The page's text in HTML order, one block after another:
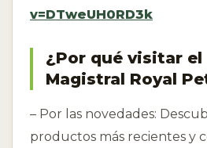
v=DTweUH0RD3k
¿Por qué visitar
Magistral Royal
– Por las novedades:
productos más recientes y